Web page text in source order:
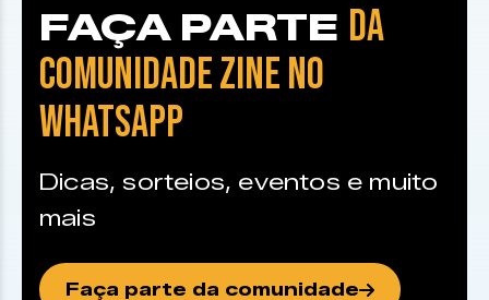
FAÇA PARTE DA
COMUNIDADE ZINE NO
WHATSAPP
Dicas, sorteios, eventos e muito
mais
Faça parte da comunidade